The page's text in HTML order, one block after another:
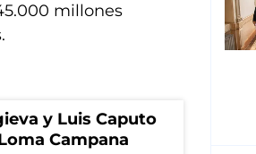
millones
y Luis Caputo
Campana